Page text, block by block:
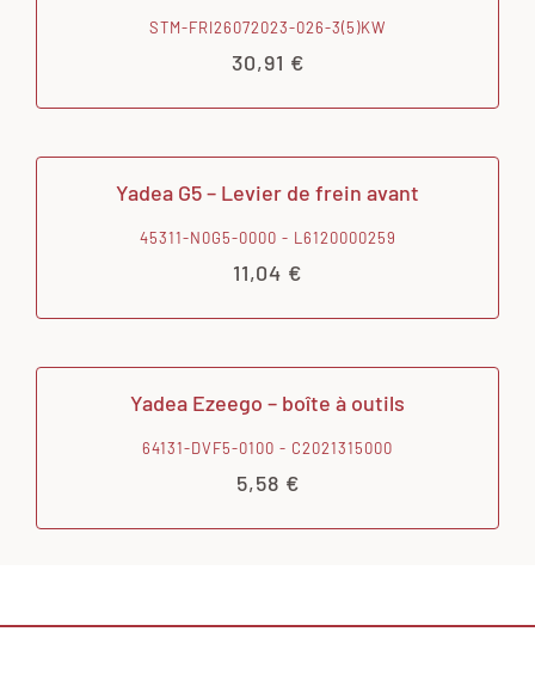
STM-FRI26072023-026-3(5)KW
30,91 €
Yadea G5 – Levier de frein avant
45311-N0G5-0000 - L6120000259
11,04 €
Yadea Ezeego – boîte à outils
64131-DVF5-0100 - C2021315000
5,58 €